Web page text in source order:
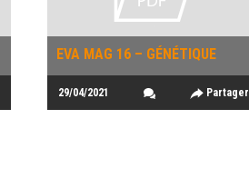
EVA MAG 16 – GÉNÉTIQUE
29/04/2021 Partager